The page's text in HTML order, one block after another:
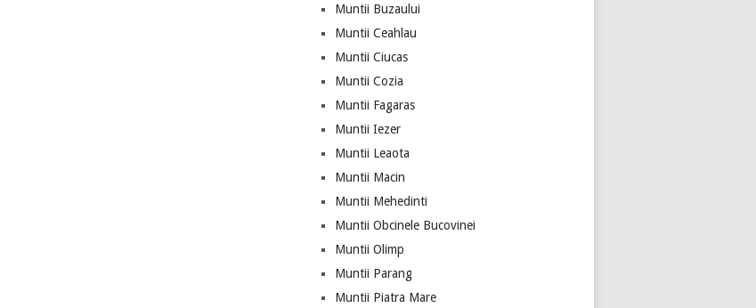
Muntii Buzaului
Muntii Ceahlau
Muntii Ciucas
Muntii Cozia
Muntii Fagaras
Muntii Iezer
Muntii Leaota
Muntii Macin
Muntii Mehedinti
Muntii Obcinele Bucovinei
Muntii Olimp
Muntii Parang
Muntii Piatra Mare